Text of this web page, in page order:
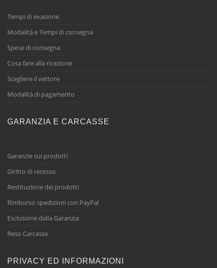
Tempi di evasione
Modalità e Tempi di consegna
Spese di consegna
Cosa fare alla ricezione
Scegliere il vettore
Modalità di pagamento
GARANZIA E CARCASSE
Garanzie sui prodotti
Diritto di recesso
Restituzione dei prodotti
Rimborso spedizioni con PayPal
Esclusione dalla Garanzia
Reso Carcasse
PRIVACY ED INFORMAZIONI